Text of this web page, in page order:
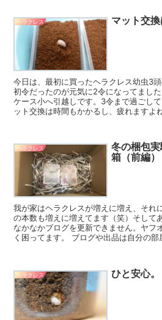
ヘラクレス マット交
今日は、最初に買ったヘラクレス幼虫3
初令だったのが元気に2令になってまし
ケース小へ引越しです。3令まで過ごし
ット交換は時間もかかるし、疲れますよ
ヘラクレス
冬の梱包
箱（前編）
我が家はヘラクレスが増えに増え、それ
の本数も増えに増えてます（笑）そして
なかなかブログを更新できません。ヤフ
く困ってます。 ブログや出品は自分の部
ヘラクレス ひと安心。